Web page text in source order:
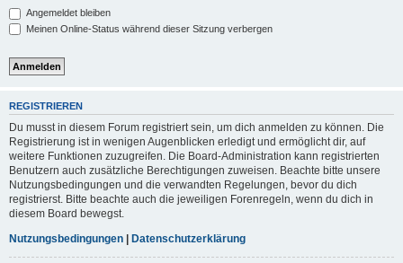
Angemeldet bleiben
Meinen Online-Status während dieser Sitzung verbergen
REGISTRIEREN
Du musst in diesem Forum registriert sein, um dich anmelden zu können. Die
Registrierung ist in wenigen Augenblicken erledigt und ermöglicht dir, auf
weitere Funktionen zuzugreifen. Die Board-Administration kann registrierten
Benutzern auch zusätzliche Berechtigungen zuweisen. Beachte bitte unsere
Nutzungsbedingungen und die verwandten Regelungen, bevor du dich
registrierst. Bitte beachte auch die jeweiligen Forenregeln, wenn du dich in
diesem Board bewegst.
Nutzungsbedingungen | Datenschutzerklärung